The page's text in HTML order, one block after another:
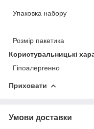
Упаковка набору
Розмір пакетика
Користувальницькі
Гіпоалергенно
Приховати
Умови доставки